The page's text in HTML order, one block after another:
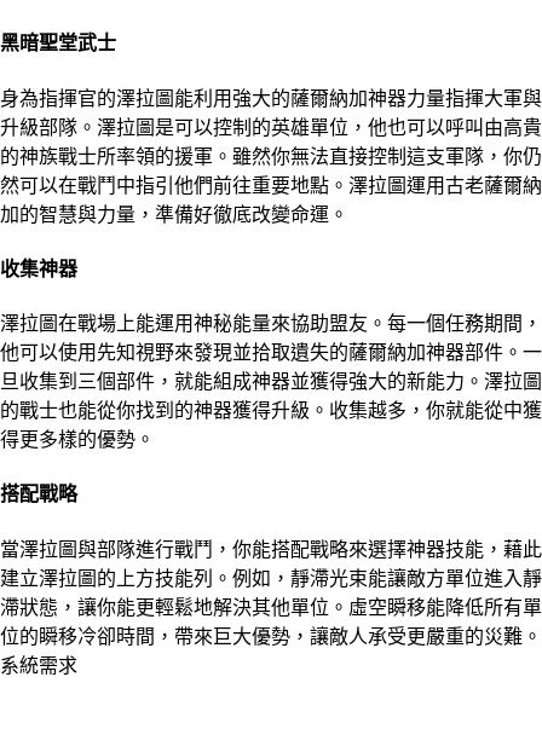
黑暗聖堂武士
身為指揮官的澤拉圖能利用強大的薩爾納加神器力量指揮大軍與
升級部隊。澤拉圖是可以控制的英雄單位，他也可以呼叫由高貴
的神族戰士所率領的援軍。雖然你無法直接控制這支軍隊，你仍
然可以在戰鬥中指引他們前往重要地點。澤拉圖運用古老薩爾納
加的智慧與力量，準備好徹底改變命運。
收集神器
澤拉圖在戰場上能運用神秘能量來協助盟友。每一個任務期間，
他可以使用先知視野來發現並拾取遺失的薩爾納加神器部件。一
旦收集到三個部件，就能組成神器並獲得強大的新能力。澤拉圖
的戰士也能從你找到的神器獲得升級。收集越多，你就能從中獲
得更多樣的優勢。
搭配戰略
當澤拉圖與部隊進行戰鬥，你能搭配戰略來選擇神器技能，藉此
建立澤拉圖的上方技能列。例如，靜滯光束能讓敵方單位進入靜
滯狀態，讓你能更輕鬆地解決其他單位。虛空瞬移能降低所有單
位的瞬移冷卻時間，帶來巨大優勢，讓敵人承受更嚴重的災難。
系統需求